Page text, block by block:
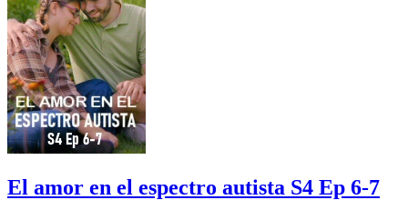
El amor en el espectro autista S4 Ep 6-7